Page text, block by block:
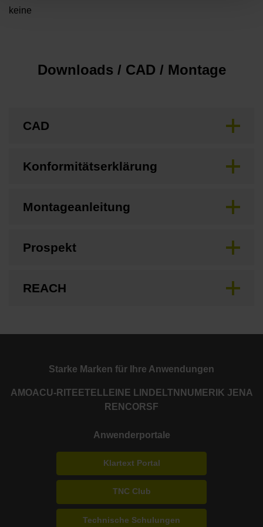
keine
Downloads / CAD / Montage
CAD
Konformitätserklärung
Montageanleitung
Prospekt
REACH
Starke Marken für Ihre Anwendungen
AMOACU-RITE ETEL LEINE LINDE LTN NUMERIK JENA
RENCORSF
Anwenderportale
Klartext Portal
TNC Club
Technische Schulungen